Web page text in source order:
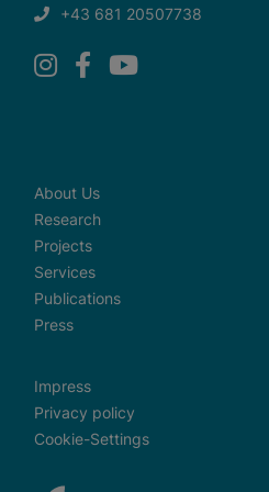
+43 681 20507738
About Us
Research
Projects
Services
Publications
Press
Impress
Privacy policy
Cookie-Settings